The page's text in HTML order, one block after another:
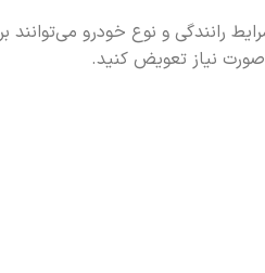
رانندگی و نوع خودرو می‌توانند
نیاز تعویض کنید.